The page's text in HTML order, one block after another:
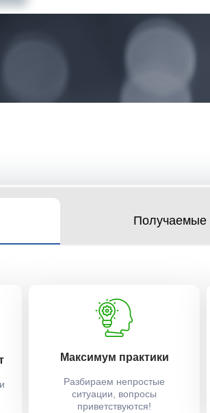
Получаемые
Максимум практики
Разбираем непростые
ситуации, вопросы
приветствуются!